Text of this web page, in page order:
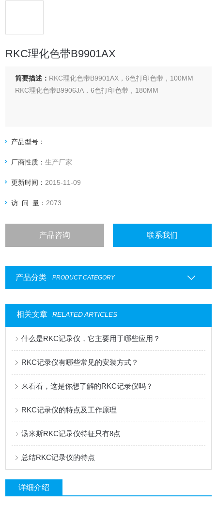
RKC理化色带B9901AX
简要描述： RKC理化色带B9901AX，6色打印色带，100MM
RKC理化色带B9906JA，6色打印色带，180MM
产品型号：
厂商性质：生产厂家
更新时间： 2015-11-09
访 问 量： 2073
产品咨询 联系我们
产品分类 PRODUCT CATEGORY
相关文章 RELATED ARTICLES
什么是RKC记录仪，它主要用于哪些应用？
RKC记录仪有哪些常见的安装方式？
来看看，这是你想了解的RKC记录仪吗？
RKC记录仪的特点及工作原理
汤米斯RKC记录仪特征只有8点
总结RKC记录仪的特点
详细介绍